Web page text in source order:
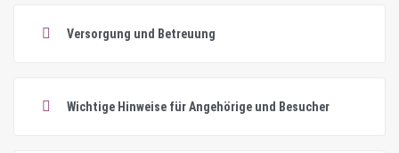
Versorgung und Betreuung
Wichtige Hinweise für Angehörige und Besucher